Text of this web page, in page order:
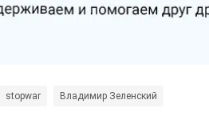
stopwar Владимир Зеленский